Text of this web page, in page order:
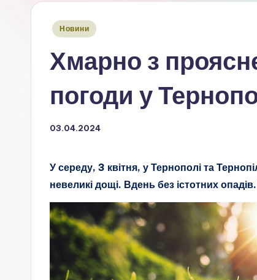
Опубліковано
Новини
Хмарно з
погоди у
03.04.2024
У середу, 3 квітня, у Тернополі та
невеликі дощі. Вдень без істотних